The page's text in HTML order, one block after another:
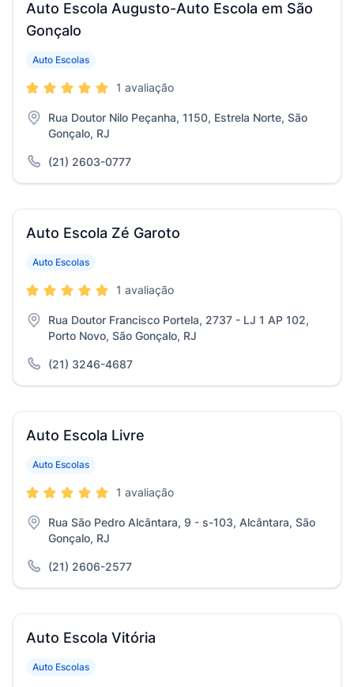
Auto Escola Augusto-Auto Escola em São
Gonçalo
Auto Escolas
1 avaliação
Rua Doutor Nilo Peçanha, 1150, Estrela Norte, São
Gonçalo, RJ
(21) 2603-0777
Auto Escola Zé Garoto
Auto Escolas
1 avaliação
Rua Doutor Francisco Portela, 2737 - LJ 1 AP 102,
Porto Novo, São Gonçalo, RJ
(21) 3246-4687
Auto Escola Livre
Auto Escolas
1 avaliação
Rua São Pedro Alcântara, 9 - s-103, Alcântara, São
Gonçalo, RJ
(21) 2606-2577
Auto Escola Vitória
Auto Escolas